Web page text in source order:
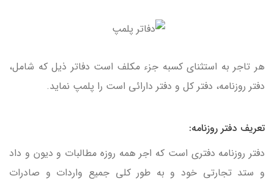
هر تاجر به استثنای كسبه جزء مكلف است دفاتر ذیل كه شامل،
دفتر روزنامه، دفتر كل و دفتر دارائی است را پلمپ نماید.
تعریف دفتر روزنامه:
دفتر روزنامه دفتری است كه اجر همه روزه مطالبات و دیون و داد
و ستد تجارتی خود و به طور كلی جمیع واردات و صادرات